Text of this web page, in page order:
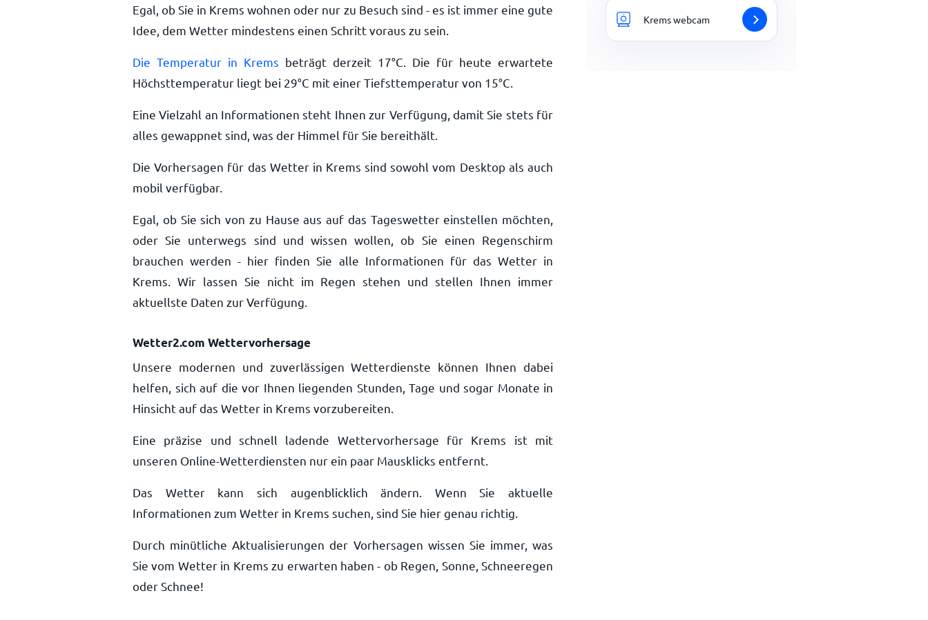
Egal, ob Sie in Krems wohnen oder nur zu Besuch sind - es ist immer eine gute
Idee, dem Wetter mindestens einen Schritt voraus zu sein.
Die Temperatur in Krems beträgt derzeit 17°C . Die für heute erwartete
Höchsttemperatur liegt bei 29°C mit einer Tiefsttemperatur von 15°C
Eine Vielzahl an Informationen steht Ihnen zur Verfügung, damit Sie stets für
alles gewappnet sind, was der Himmel für Sie bereithält.
Die Vorhersagen für das Wetter in Krems sind sowohl vom Desktop als auch
mobil verfügbar.
Egal, ob Sie sich von zu Hause aus auf das Tageswetter einstellen möchten,
oder Sie unterwegs sind und wissen wollen, ob Sie einen Regenschirm
brauchen werden - hier finden Sie alle Informationen für das Wetter in
Krems. Wir lassen Sie nicht im Regen stehen und stellen Ihnen immer
aktuellste Daten zur Verfügung.
Wetter2.com Wettervorhersage
Unsere modernen und zuverlässigen Wetterdienste können Ihnen dabei
helfen, sich auf die vor Ihnen liegenden Stunden, Tage und sogar Monate in
Hinsicht auf das Wetter in Krems vorzubereiten.
Eine präzise und schnell ladende Wettervorhersage für Krems ist mit
unseren Online-Wetterdiensten nur ein paar Mausklicks entfernt.
Das Wetter kann sich augenblicklich ändern. Wenn Sie aktuelle
Informationen zum Wetter in Krems suchen, sind Sie hier genau richtig.
Durch minütliche Aktualisierungen der Vorhersagen wissen Sie immer, was
Sie vom Wetter in Krems zu erwarten haben - ob Regen, Sonne, Schneeregen
oder Schnee!
Krems webcam